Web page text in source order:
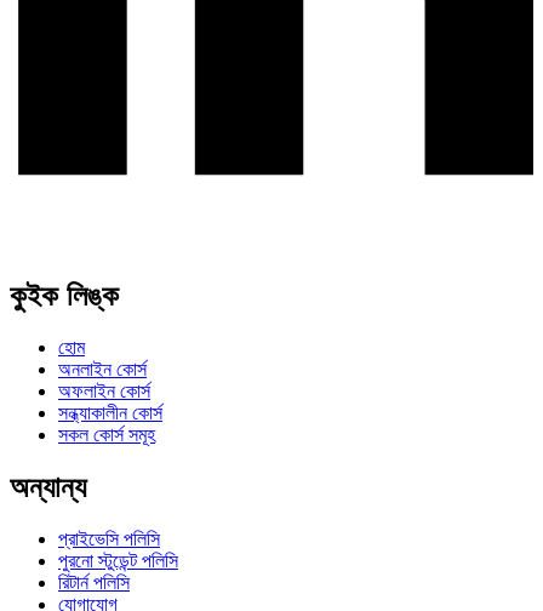
কুইক লিঙ্ক
হোম
অনলাইন কোর্স
অফলাইন কোর্স
সন্ধ্যাকালীন কোর্স
সকল কোর্স সমূহ
অন্যান্য
প্রাইভেসি পলিসি
পুরনো স্টুডেন্ট পলিসি
রিটার্ন পলিসি
যোগাযোগ